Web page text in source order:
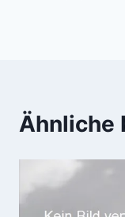
Ähnliche